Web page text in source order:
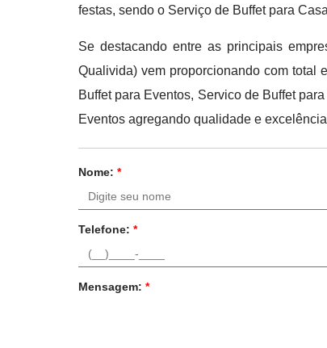
festas, sendo o Serviço de Buffet para
Se destacando entre as principais
Qualivida) vem proporcionando com total
Buffet para Eventos, Servico de Buffet
Eventos agregando qualidade e
Nome:*
Telefone:*
Mensagem:*